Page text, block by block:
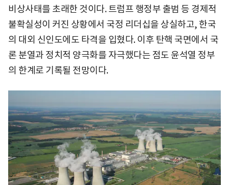
비상사태를 초래한 것이다. 트럼프 행정부 출범 등 경제적
불확실성이 커진 상황에서 국정 리더십을 상실하고, 한국
의 대외 신인도에도 타격을 입혔다. 이후 탄핵 국면에서 국
론 분열과 정치적 양극화를 자극했다는 점도 윤석열 정부
의 한계로 기록될 전망이다.